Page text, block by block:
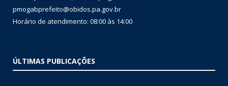
pmogabprefeito@obidos.pa.gov.br
Horário de atendimento: 08:00 às 14:00
ÚLTIMAS PUBLICAÇÕES